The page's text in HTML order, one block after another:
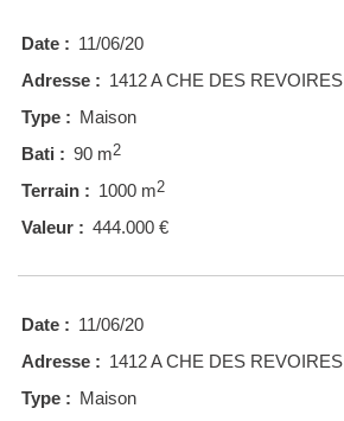
Date : 11/06/20
Adresse : 1412 A CHE DES REVOIRES
Type : Maison
Bati : 90 m2
Terrain : 1000 m2
Valeur : 444.000 €
Date : 11/06/20
Adresse : 1412 A CHE DES REVOIRES
Type : Maison